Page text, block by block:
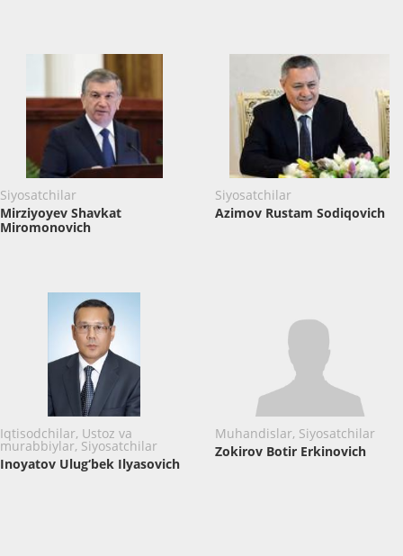
Siyosatchilar
Mirziyoyev Shavkat
Miromonovich
Siyosatchilar
Azimov Rustam Sodiqovich
Iqtisodchilar, Ustoz va
murabbiylar, Siyosatchilar
Inoyatov Ulug‘bek Ilyasovich
Muhandislar, Siyosatchilar
Zokirov Botir Erkinovich